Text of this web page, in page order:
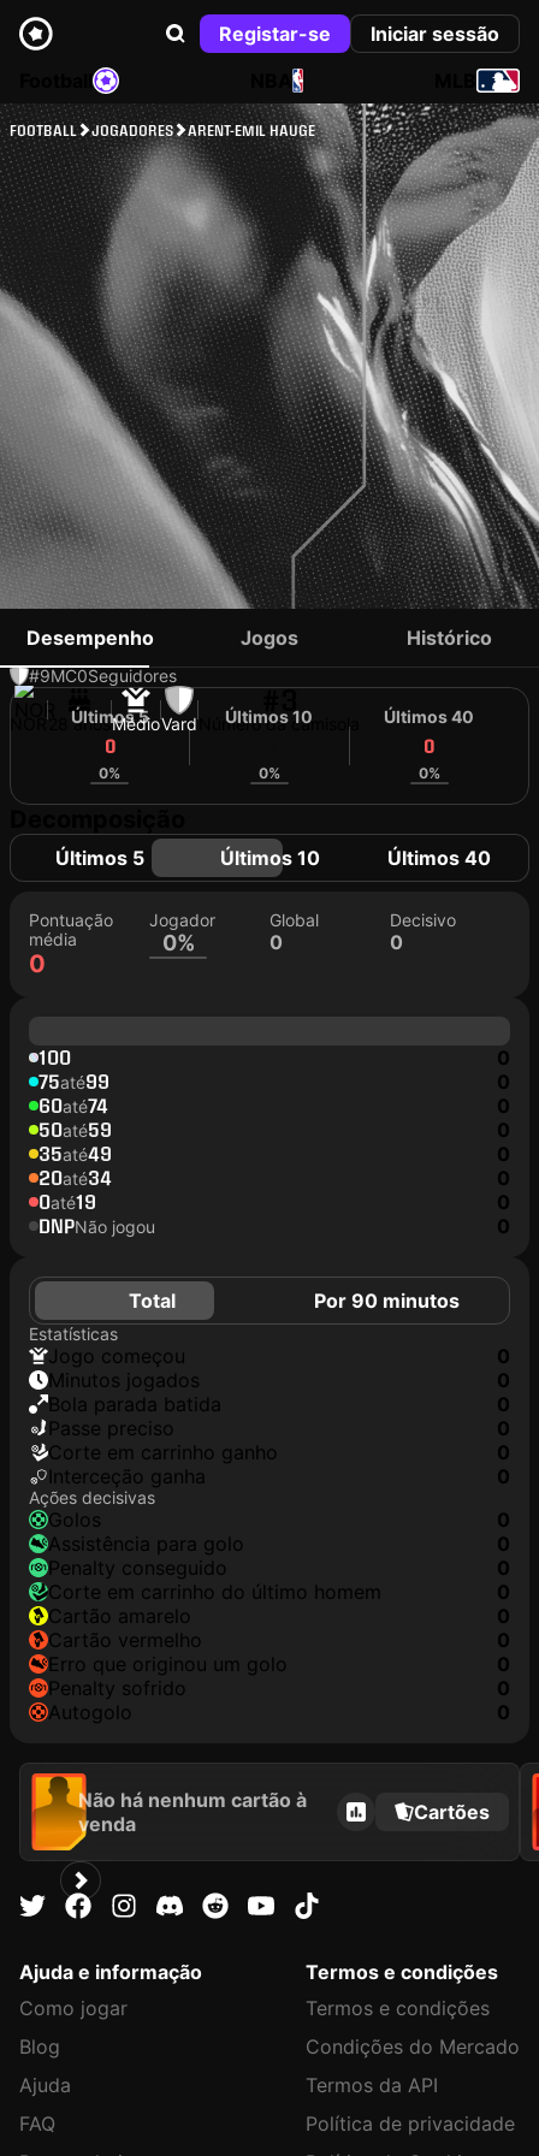
Registar-se
Iniciar sessão
NBA
FOOTBALL JOGADORES ARENT-EMIL HAUGE
ARENT-EMIL HAUGE
#9MC0Seguidores
28 anosMédioVard Número da camisola
Desempenho Jogos Histórico
Últimos 5
0
0%
Últimos 10
0%
Últimos 40
0
0%
Últimos 5 Últimos 10 Últimos 40
Pontuação
média
0
Jogador
0%
Global
0
Decisivo
0
100 0
75até99 0
60até74 0
50até59 0
35até49 0
20até34 0
0até19 0
DNPNão jogou 0
Total Por 90 minutos
Estatísticas
jogo começou
0
minutos jogados
0
Bola parada batida
0
passe preciso
0
corte em carrinho ganho
0
interceção ganha
0
Ações decisivas
golos
0
assistência para golo
0
penalty conseguido
0
corte em carrinho do último homem
0
cartão amarelo
0
cartão vermelho
0
erro que originou um golo
0
penalty sofrido
0
autogolo
0
Não há nenhum cartão à
venda
Cartões
Ajuda e informação
Como jogar
Blog
Ajuda
FAQ
Termos e condições
Termos e condições
Condições do Mercado
Termos da API
Política de privacidade